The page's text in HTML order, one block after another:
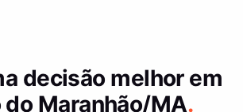
decisão melhor em
do Maranhão/MA.